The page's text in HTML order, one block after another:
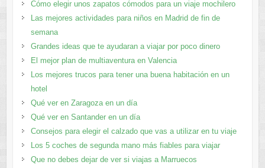
Cómo elegir unos zapatos cómodos para un viaje mochilero
Las mejores actividades para niños en Madrid de fin de
semana
Grandes ideas que te ayudaran a viajar por poco dinero
El mejor plan de multiaventura en Valencia
Los mejores trucos para tener una buena habitación en un
hotel
Qué ver en Zaragoza en un día
Qué ver en Santander en un día
Consejos para elegir el calzado que vas a utilizar en tu viaje
Los 5 coches de segunda mano más fiables para viajar
Que no debes dejar de ver si viajas a Marruecos